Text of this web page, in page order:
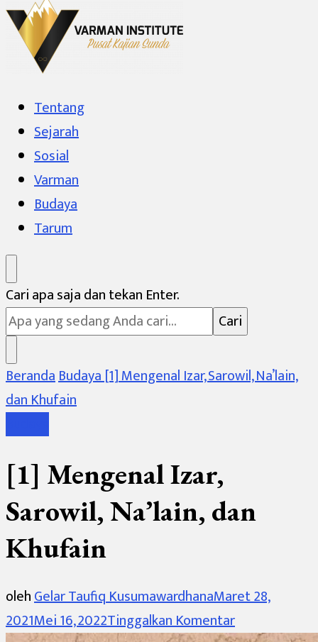
Varman Institute
Pusat Kajian Sunda
Tentang
Sejarah
Sosial
Varman
Budaya
Tarum
Mencari
Sesuatu?
Cari apa saja dan tekan Enter.
BerandaBudaya[1] Mengenal Izar, Sarowil, Na’lain,
dan Khufain
[1] Mengenal Izar,
Sarowil, Na’lain, dan
Khufain
olehGelar Taufiq KusumawardhanaMaret 28,
2021Mei 16, 2022Tinggalkan Komentarpada